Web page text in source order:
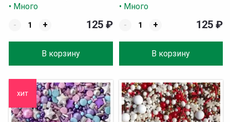
• Много
-
+
В корзину
125 ₽
• Много
-
+
В корзину
125 ₽
хит